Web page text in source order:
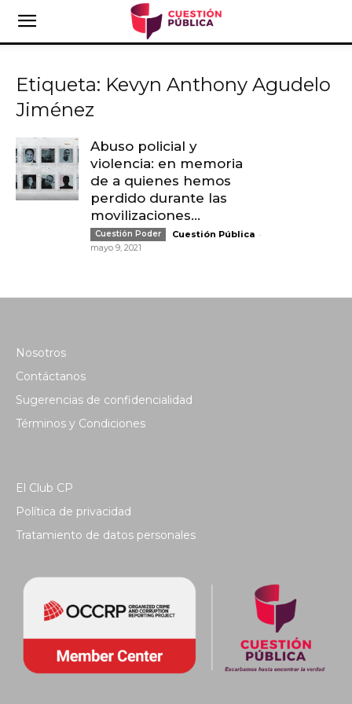
Etiqueta: Kevyn Anthony Agudelo
Jiménez
Abuso policial y
violencia: en memoria
de a quienes hemos
perdido durante las
movilizaciones...
Cuestión Poder Cuestión Pública -
mayo 9, 2021
Nosotros
Contáctanos
Sugerencias de confidencialidad
Términos y Condiciones
El Club CP
Política de privacidad
Tratamiento de datos personales